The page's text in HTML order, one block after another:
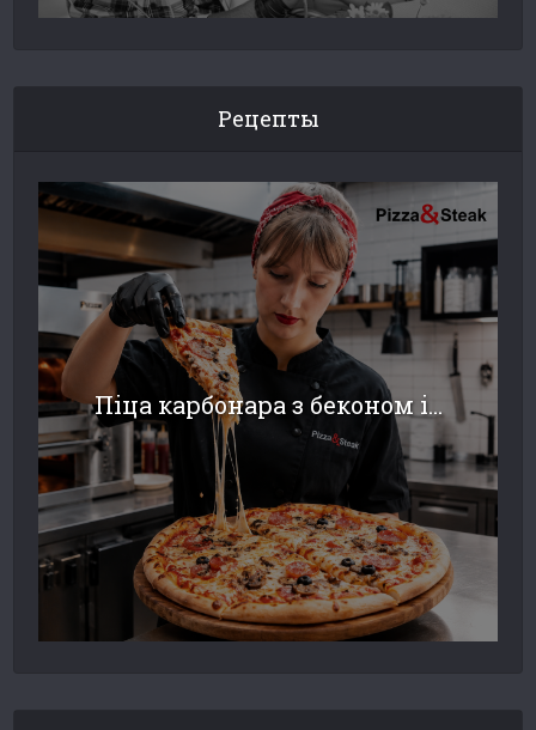
Рецепты
Піца карбонара з беконом і...